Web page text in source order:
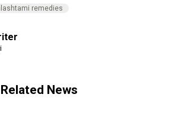
remedies
Related News